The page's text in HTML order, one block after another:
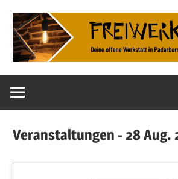
Inhalt
springen
offene
Veranstaltungen - 28 Aug.